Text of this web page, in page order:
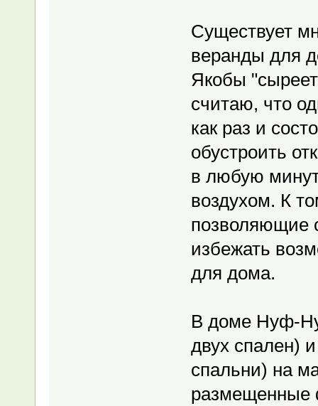
Существует
веранды для
Якобы
считаю, что
как раз и
обустроить
в любую
воздухом. К
позволяющие
избежать
для дома.
В доме Нуф-
двух спален)
спальни) на
размещенные